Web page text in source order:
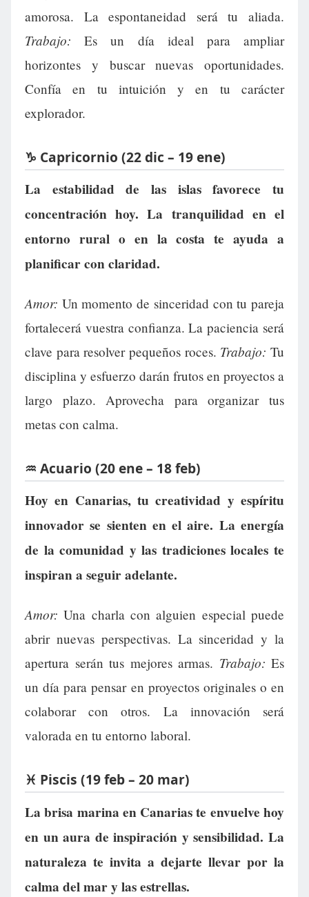
amorosa. La espontaneidad será tu aliada.
Trabajo: Es un día ideal para ampliar
horizontes y buscar nuevas oportunidades.
Confía en tu intuición y en tu carácter
explorador.
♑ Capricornio (22 dic – 19 ene)
La estabilidad de las islas favorece tu
concentración hoy. La tranquilidad en el
entorno rural o en la costa te ayuda a
planificar con claridad.
Amor: Un momento de sinceridad con tu pareja
fortalecerá vuestra confianza. La paciencia será
clave para resolver pequeños roces. Trabajo: Tu
disciplina y esfuerzo darán frutos en proyectos a
largo plazo. Aprovecha para organizar tus
metas con calma.
♒ Acuario (20 ene – 18 feb)
Hoy en Canarias, tu creatividad y espíritu
innovador se sienten en el aire. La energía
de la comunidad y las tradiciones locales te
inspiran a seguir adelante.
Amor: Una charla con alguien especial puede
abrir nuevas perspectivas. La sinceridad y la
apertura serán tus mejores armas. Trabajo: Es
un día para pensar en proyectos originales o en
colaborar con otros. La innovación será
valorada en tu entorno laboral.
♓ Piscis (19 feb – 20 mar)
La brisa marina en Canarias te envuelve hoy
en un aura de inspiración y sensibilidad. La
naturaleza te invita a dejarte llevar por la
calma del mar y las estrellas.